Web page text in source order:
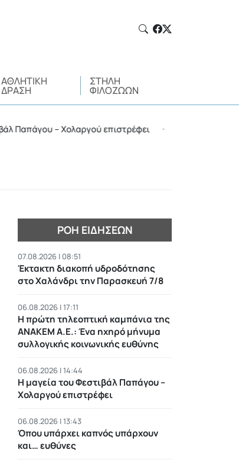
ΑΘΛΗΤΙΚΉ
ΔΡΆΣΗ
ΣΤΉΛΗ
ΦΙΛΌΖΩΩΝ
– Χολαργού επιστρέφει •
ΡΟΉ ΕΙΔΉΣΕΩΝ
07.08.2026 | 08:51
Έκτακτη διακοπή υδροδότησης
στο Χαλάνδρι την Παρασκευή 7/8
06.08.2026 | 17:11
Η πρώτη τηλεοπτική καμπάνια της
ΑΝΑΚΕΜ Α.Ε.: Ένα ηχηρό μήνυμα
συλλογικής κοινωνικής ευθύνης
06.08.2026 | 14:44
Η μαγεία του Φεστιβάλ Παπάγου –
Χολαργού επιστρέφει
06.08.2026 | 13:43
Όπου υπάρχει καπνός υπάρχουν
και… ευθύνες